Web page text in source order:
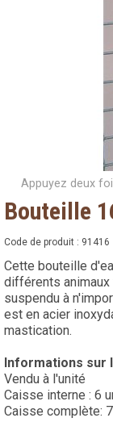
Appuyez deux
Bouteille
Code de produit : 91416
Cette bouteille
différents
suspendu à
est en acier
mastication.
Informations sur
Vendu à l'unité
Caisse interne : 6
Caisse complète: